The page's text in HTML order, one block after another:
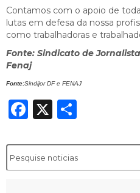
Contamos com o apoio de
lutas em defesa da nossa
como trabalhadoras e
Fonte: Sindicato de
Fenaj
Fonte:Sindijor DF e FENAJ
Facebook
X